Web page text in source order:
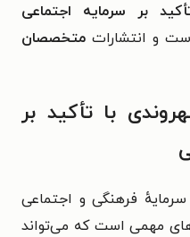
بر سرمایه اجتماعی
و انتشارات متخصصان
با تأکید بر
فرهنگی و اجتماعی
مهمی است که می‌تواند